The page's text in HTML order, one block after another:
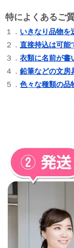
特によくあるご
１． いきなり品物を
２．直接持込は可能
３．衣類に名前が書
４．鉛筆などの文房
５．色々な種類の品